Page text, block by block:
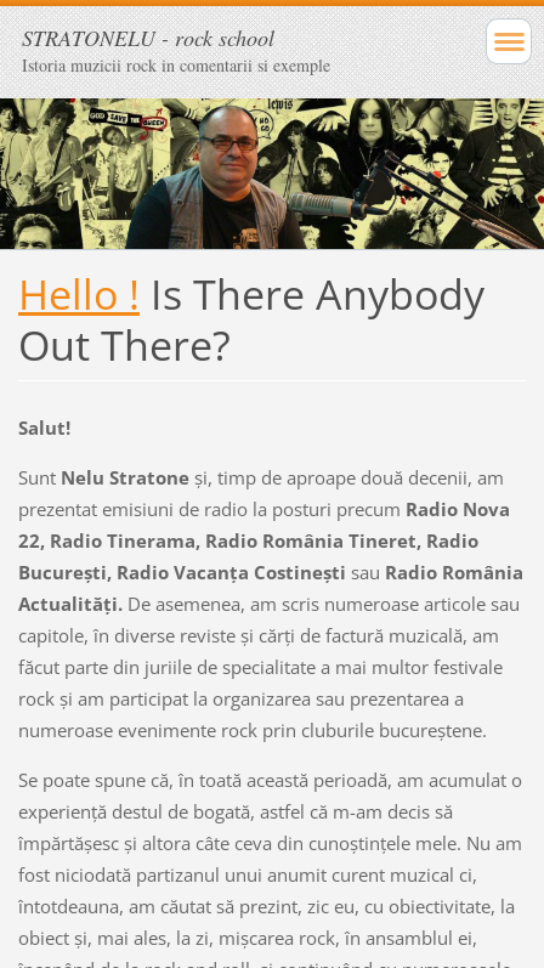
STRATONELU - rock school
Istoria muzicii rock in comentarii si exemple
Hello ! Is There Anybody
Out There?
Salut!
Sunt Nelu Stratoneşi, timp de aproape două decenii, am
prezentat emisiuni de radio la posturi precum Radio Nova
22, Radio Tinerama, Radio România Tineret, Radio
Bucureşti, Radio Vacanţa Costineşti sau Radio România
Actualităţi.De asemenea, am scris numeroase articole sau
capitole, în diverse reviste şi cărţi de factură muzicală, am
făcut parte din juriile de specialitate a mai multor festivale
rock şi am participat la organizarea sau prezentarea a
numeroase evenimente rock prin cluburile bucureştene.
Se poate spune că, în toată această perioadă, am acumulat o
experienţă destul de bogată, astfel că m-am decis să
împărtăşesc şi altora câte ceva din cunoştinţele mele. Nu am
fost niciodată partizanul unui anumit curent muzical ci,
întotdeauna, am căutat să prezint, zic eu, cu obiectivitate, la
obiect şi, mai ales, la zi, mişcarea rock, în ansamblul ei,